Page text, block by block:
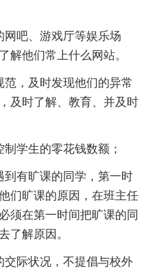
网吧、游戏厅等娱乐场
解他们常上什么网站。
，及时发现他们的异常
及时了解、教育、并及时
学生的零花钱数额；
有旷课的同学，第一时
们旷课的原因，在班主任
须在第一时间把旷课的同
了解原因。
交际状况，不提倡与校外